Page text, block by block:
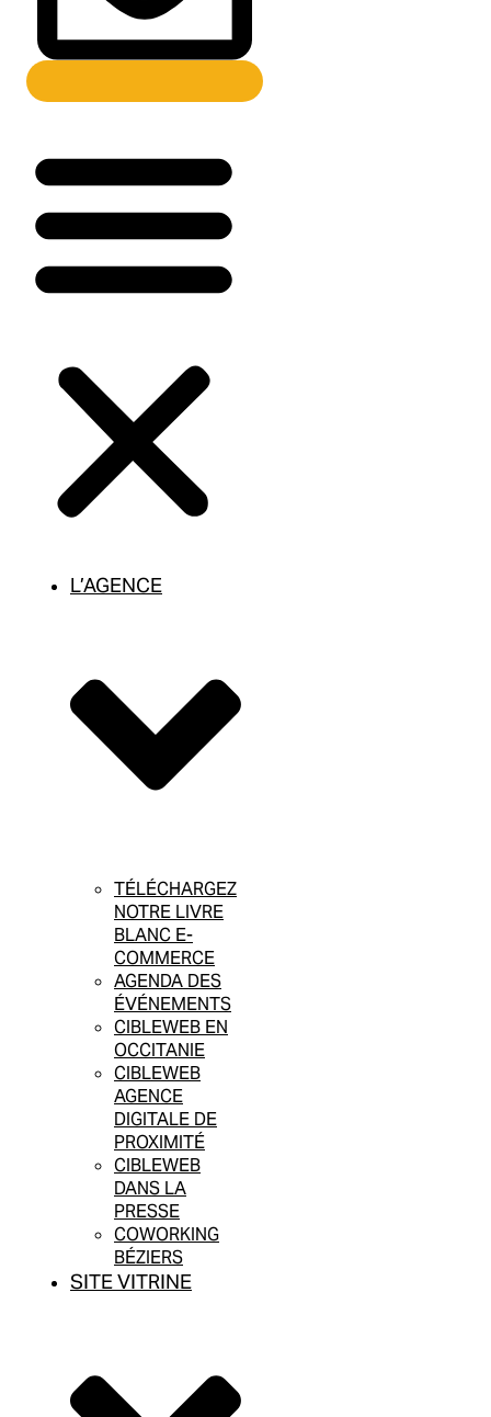
L’AGENCE
TÉLÉCHARGEZ
NOTRE LIVRE
BLANC E-
COMMERCE
AGENDA DES
ÉVÉNEMENTS
CIBLEWEB EN
OCCITANIE
CIBLEWEB
AGENCE
DIGITALE DE
PROXIMITÉ
CIBLEWEB
DANS LA
PRESSE
COWORKING
BÉZIERS
SITE VITRINE